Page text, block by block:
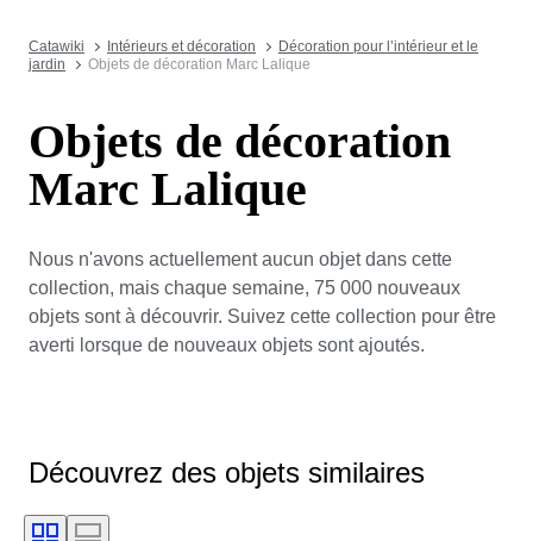
Catawiki Intérieurs et décoration
Décoration pour l’intérieur et le
jardin
Objets de décoration Marc Lalique
Objets de décoration
Marc Lalique
Nous n'avons actuellement aucun objet dans cette
collection, mais chaque semaine, 75 000 nouveaux
objets sont à découvrir. Suivez cette collection pour être
averti lorsque de nouveaux objets sont ajoutés.
Découvrez des objets similaires